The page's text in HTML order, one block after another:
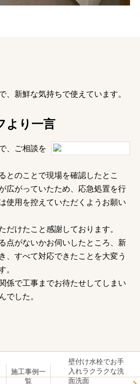
、新鮮な気持ちで使えています。
より一言
、ご相談を
とのことで現場を確認したとこ
広がっていたため、応急処置を行
使用を控えていただくようお願い
だけたこと感謝しております。
点がないかお伺いしたところ、新
、すべて対応できたことを大変う
。
係で工事までお待たせしてしまい
でした。
壁付け水栓でお手
入れラクラクな洗
面洗面
施工事例一
覧